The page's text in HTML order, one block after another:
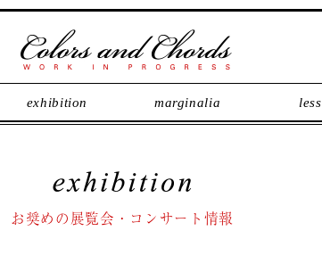
exhibition marginalia
お奨めの展覧会・コンサート情報